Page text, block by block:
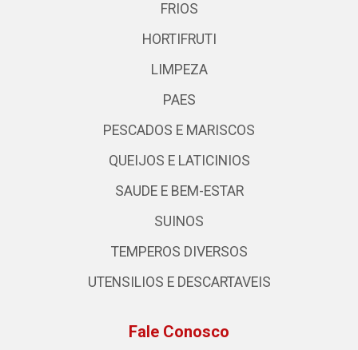
FRIOS
HORTIFRUTI
LIMPEZA
PAES
PESCADOS E MARISCOS
QUEIJOS E LATICINIOS
SAUDE E BEM-ESTAR
SUINOS
TEMPEROS DIVERSOS
UTENSILIOS E DESCARTAVEIS
Fale Conosco